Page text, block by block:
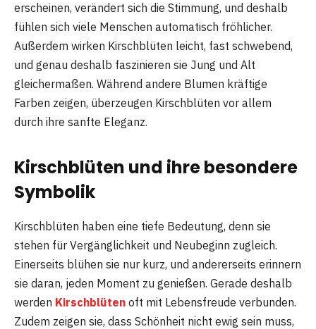
erscheinen, verändert sich die Stimmung, und deshalb
fühlen sich viele Menschen automatisch fröhlicher.
Außerdem wirken Kirschblüten leicht, fast schwebend,
und genau deshalb faszinieren sie Jung und Alt
gleichermaßen. Während andere Blumen kräftige
Farben zeigen, überzeugen Kirschblüten vor allem
durch ihre sanfte Eleganz.
Kirschblüten und ihre besondere
Symbolik
Kirschblüten haben eine tiefe Bedeutung, denn sie
stehen für Vergänglichkeit und Neubeginn zugleich.
Einerseits blühen sie nur kurz, und andererseits erinnern
sie daran, jeden Moment zu genießen. Gerade deshalb
werden Kirschblüten oft mit Lebensfreude verbunden.
Zudem zeigen sie, dass Schönheit nicht ewig sein muss,